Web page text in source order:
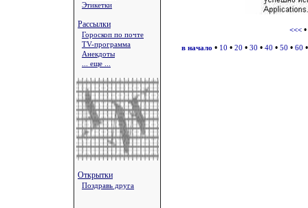
Этикетки
Рассылки
Гороскоп по почте
TV-программа
Анекдоты
... еще ...
Открытки
Поздравь друга
<<< •
в начало • 10 • 20 • 30 • 40 • 50 • 60